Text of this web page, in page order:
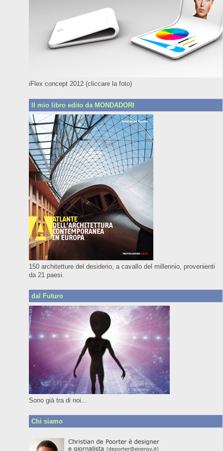
iFlex concept 2012 (cliccare la foto)
Il mio libro edito da MONDADORI
150 architetture del desiderio, a cavallo del millennio, provenienti
da 21 paesi.
dal Futuro
Sono già tra di noi...
Chi siamo